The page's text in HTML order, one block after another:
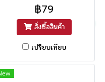
฿79
สั่งซื้อสินค้า
เปรียบเทียบ